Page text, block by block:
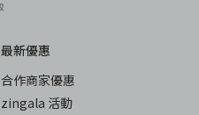
最新優惠
合作商家優惠
zingala 活動